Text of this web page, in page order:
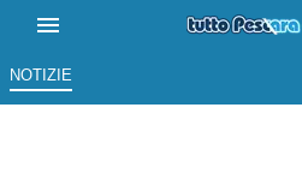
NOTIZIE